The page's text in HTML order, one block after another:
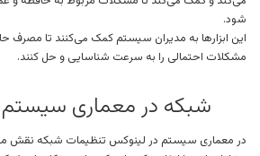
شود.
این ابزارها به مدیران سیستم کمک می‌کنند تا مصرف
مشکلات احتمالی را به سرعت شناسایی و حل کنند.
شبکه در معماری
در معماری سیستم در لینوکس تنظیمات شبکه نقش